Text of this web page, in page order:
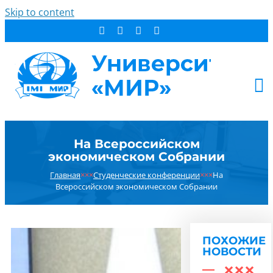
Skip to content
ОБ УНИВЕРСИТЕТЕ
НОВОСТИ
РЕЗУЛЬТАТ ПОИСКА:
На Всероссийском
экономическом Собрании
Главная×××Студенческие конференции×××На
Всероссийском экономическом Собрании
ПОХОЖИЕ
НОВОСТИ